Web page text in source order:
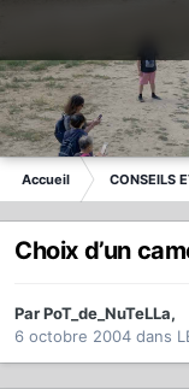
Accueil CONSEILS
Choix d’un
ParPoT_de_NuTeLLa,
6 octobre 2004 dans